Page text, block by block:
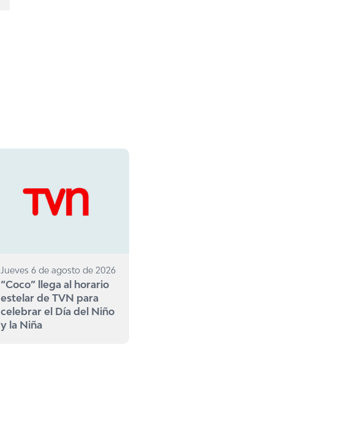
Jueves 6 de agosto de 2026
“Coco” llega al horario
estelar de TVN para
celebrar el Día del Niño
y la Niña